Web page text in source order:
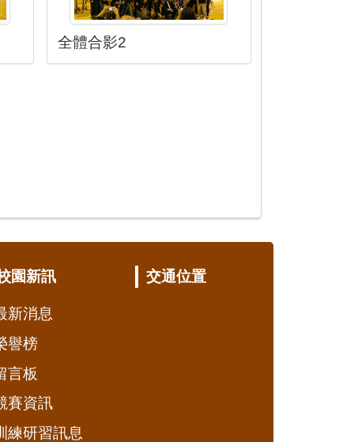
全體合影2
園新訊
新消息
譽榜
言板
賽資訊
練研習訊息
交通位置